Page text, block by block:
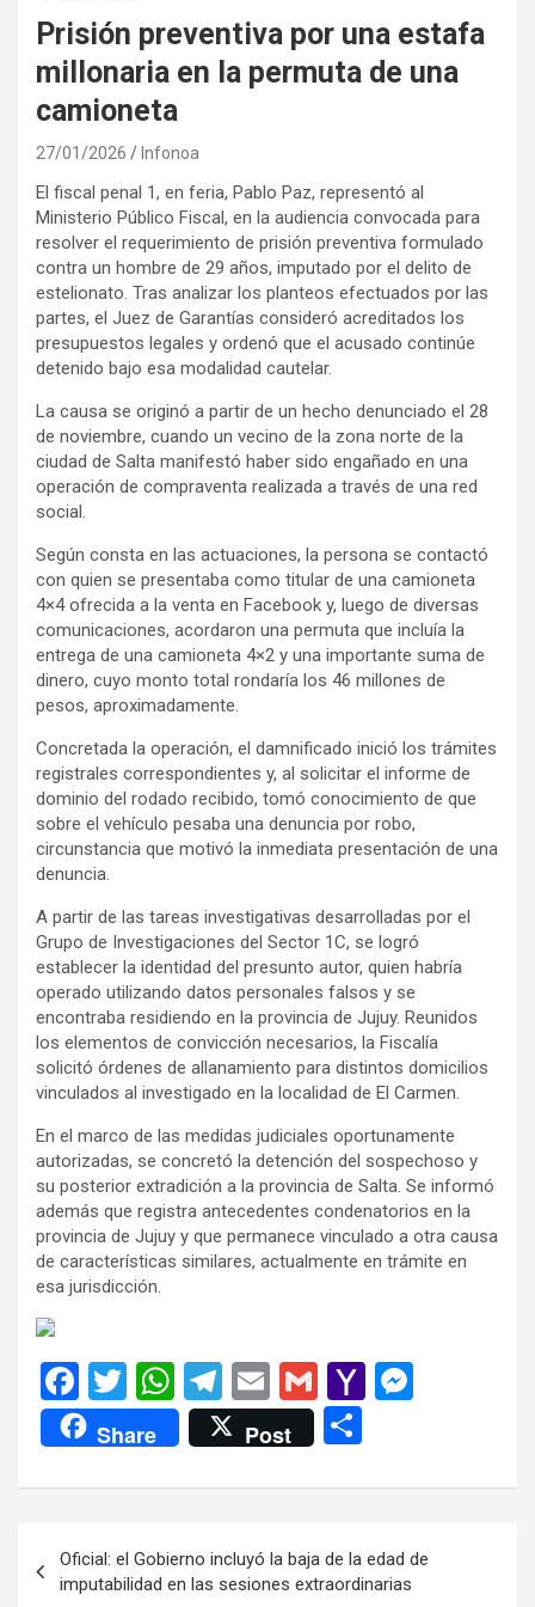
Prisión preventiva por una estafa
millonaria en la permuta de una
camioneta
27/01/2026 Infonoa
El fiscal penal 1, en feria, Pablo Paz, representó al
Ministerio Público Fiscal, en la audiencia convocada para
resolver el requerimiento de prisión preventiva formulado
contra un hombre de 29 años, imputado por el delito de
estelionato. Tras analizar los planteos efectuados por las
partes, el Juez de Garantías consideró acreditados los
presupuestos legales y ordenó que el acusado continúe
detenido bajo esa modalidad cautelar.
La causa se originó a partir de un hecho denunciado el 28
de noviembre, cuando un vecino de la zona norte de la
ciudad de Salta manifestó haber sido engañado en una
operación de compraventa realizada a través de una red
social.
Según consta en las actuaciones, la persona se contactó
con quien se presentaba como titular de una camioneta
4×4 ofrecida a la venta en Facebook y, luego de diversas
comunicaciones, acordaron una permuta que incluía la
entrega de una camioneta 4×2 y una importante suma de
dinero, cuyo monto total rondaría los 46 millones de
pesos, aproximadamente.
Concretada la operación, el damnificado inició los trámites
registrales correspondientes y, al solicitar el informe de
dominio del rodado recibido, tomó conocimiento de que
sobre el vehículo pesaba una denuncia por robo,
circunstancia que motivó la inmediata presentación de una
denuncia.
A partir de las tareas investigativas desarrolladas por el
Grupo de Investigaciones del Sector 1C, se logró
establecer la identidad del presunto autor, quien habría
operado utilizando datos personales falsos y se
encontraba residiendo en la provincia de Jujuy. Reunidos
los elementos de convicción necesarios, la Fiscalía
solicitó órdenes de allanamiento para distintos domicilios
vinculados al investigado en la localidad de El Carmen.
En el marco de las medidas judiciales oportunamente
autorizadas, se concretó la detención del sospechoso y
su posterior extradición a la provincia de Salta. Se informó
además que registra antecedentes condenatorios en la
provincia de Jujuy y que permanece vinculado a otra causa
de características similares, actualmente en trámite en
esa jurisdicción.
F
a
ce
b
o
T
wi
tt
er
W
h
at
s
p
T
el
e
gr
m
E
m
ail
G
m
ail
Y
o
M
n
er
Share Post
m
ar
de
Oficial: el Gobierno incluyó la baja de la edad de
imputabilidad en las sesiones extraordinarias